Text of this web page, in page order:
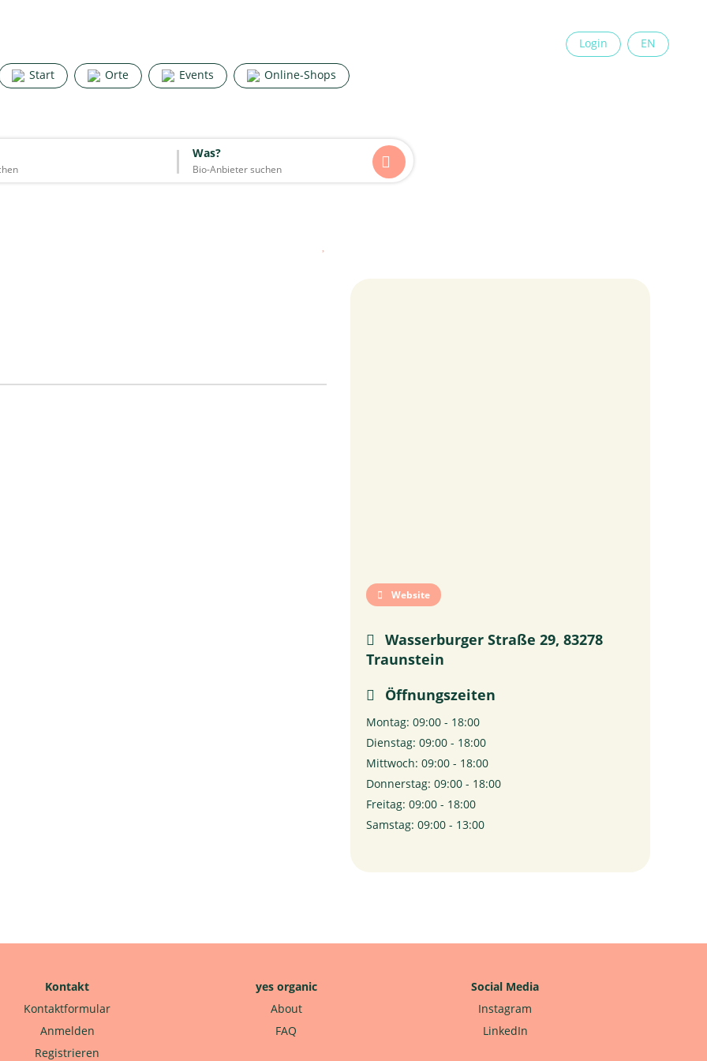
Start Orte Events Online-Shops
Login EN
Was?
×
Start Orte Events Online-Shops
Was?
Website
Wasserburger Straße 29, 83278
Traunstein
Öffnungszeiten
Montag: 09:00 - 18:00
Dienstag: 09:00 - 18:00
Mittwoch: 09:00 - 18:00
Donnerstag: 09:00 - 18:00
Freitag: 09:00 - 18:00
Samstag: 09:00 - 13:00
Kontakt
Kontaktformular
Anmelden
Registrieren
yes organic
About
FAQ
Social Media
Instagram
LinkedIn